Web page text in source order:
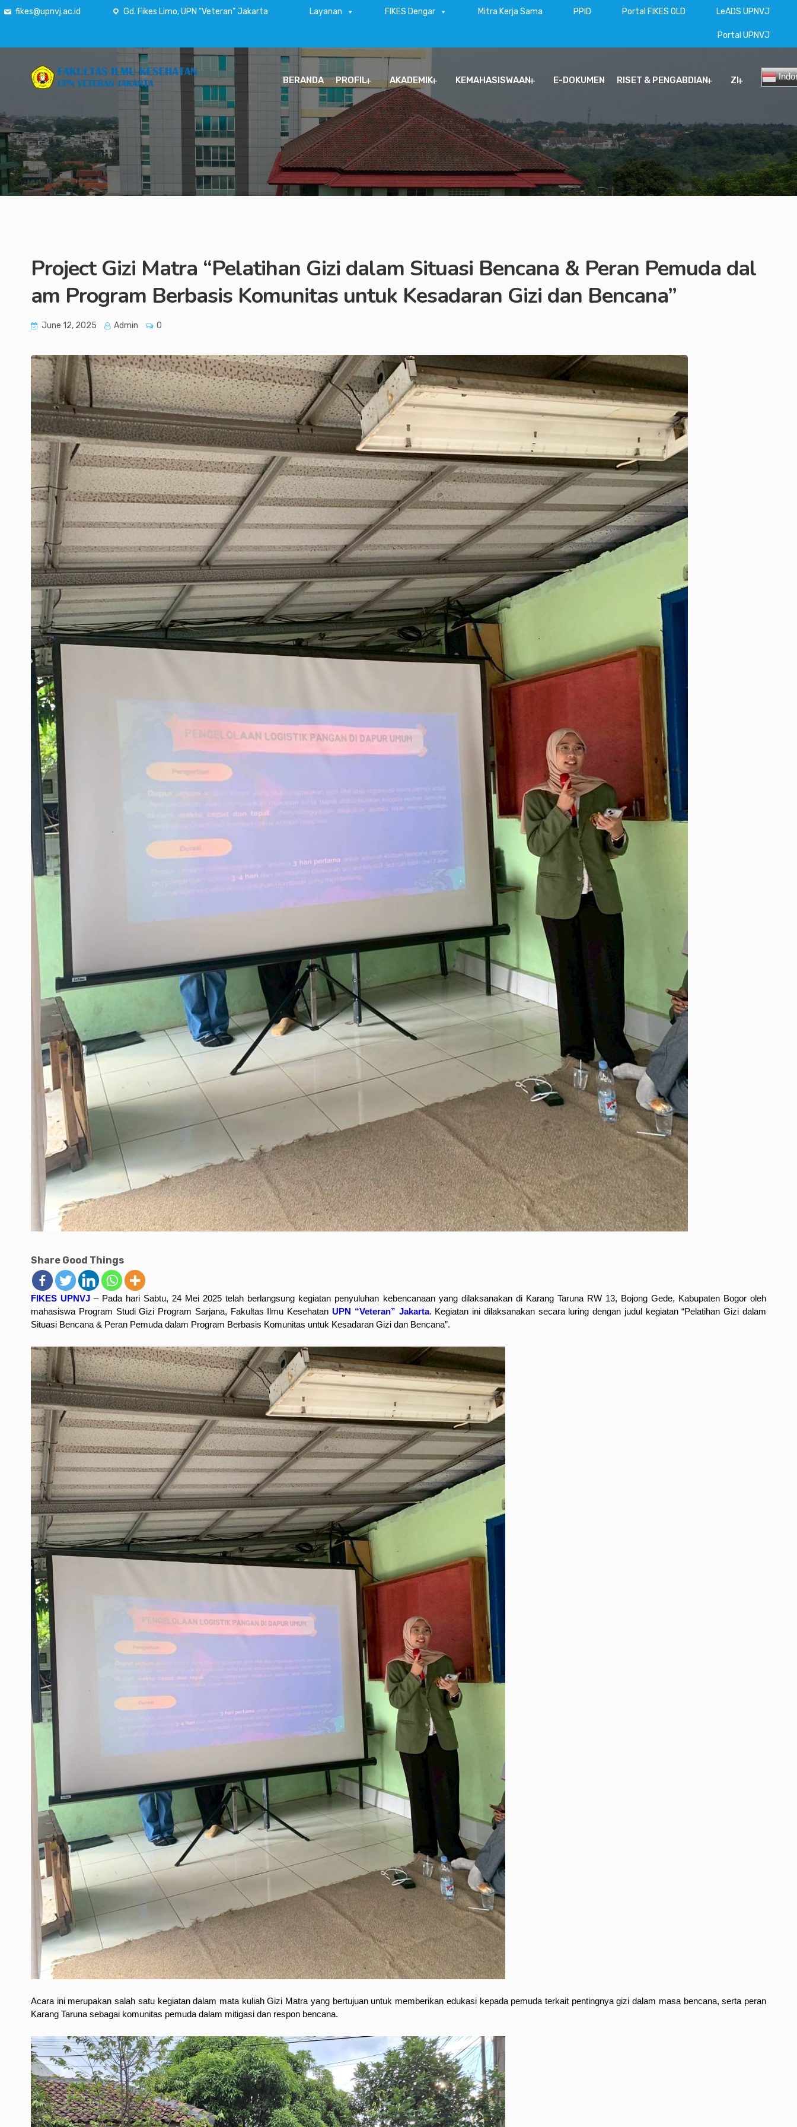
fikes@upnvj.ac.id Gd. Fikes Limo, UPN "Veteran" Jakarta Layanan FIKES Dengar Mitra Kerja Sama PPID Portal FIKES OLD LeADS UPNVJ
Portal UPNVJ
BERANDA PROFIL AKADEMIK KEMAHASISWAAN E-DOKUMEN RISET & PENGABDIAN ZI
Project Gizi Matra “Pelatihan Gizi dalam Situasi Bencana & Peran Pemuda dal
am Program Berbasis Komunitas untuk Kesadaran Gizi dan Bencana”
June 12, 2025 Admin 0
Share Good Things
FIKES UPNVJ – Pada hari Sabtu, 24 Mei 2025 telah berlangsung kegiatan penyuluhan kebencanaan yang dilaksanakan di Karang Taruna RW 13, Bojong Gede, Kabupaten Bogor oleh
mahasiswa Program Studi Gizi Program Sarjana, Fakultas Ilmu Kesehatan UPN “Veteran” Jakarta. Kegiatan ini dilaksanakan secara luring dengan judul kegiatan “Pelatihan Gizi dalam
Situasi Bencana & Peran Pemuda dalam Program Berbasis Komunitas untuk Kesadaran Gizi dan Bencana”.
Acara ini merupakan salah satu kegiatan dalam mata kuliah Gizi Matra yang bertujuan untuk memberikan edukasi kepada pemuda terkait pentingnya gizi dalam masa bencana, serta peran
Karang Taruna sebagai komunitas pemuda dalam mitigasi dan respon bencana.